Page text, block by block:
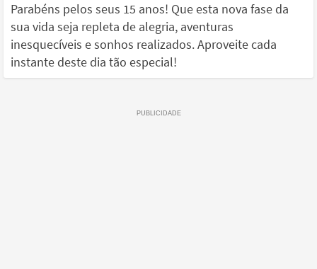
Parabéns pelos seus 15 anos! Que esta nova fase da
sua vida seja repleta de alegria, aventuras
inesquecíveis e sonhos realizados. Aproveite cada
instante deste dia tão especial!